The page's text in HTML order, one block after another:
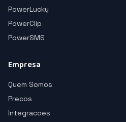
PowerLucky
PowerClip
PowerSMS
Empresa
Quem Somos
Precos
Integracoes